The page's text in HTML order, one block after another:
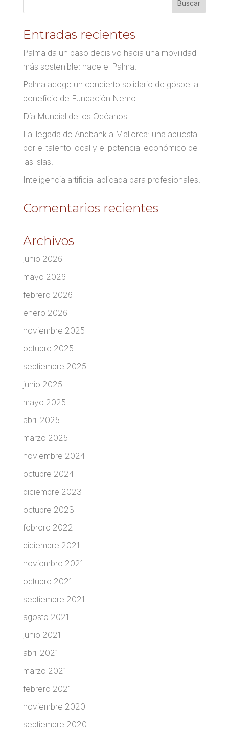
Entradas recientes
Palma da un paso decisivo hacia una movilidad
más sostenible: nace el Palma.
Palma acoge un concierto solidario de góspel a
beneficio de Fundación Nemo
Día Mundial de los Océanos
La llegada de Andbank a Mallorca: una apuesta
por el talento local y el potencial económico de
las islas.
Inteligencia artificial aplicada para profesionales.
Comentarios recientes
Archivos
junio 2026
mayo 2026
febrero 2026
enero 2026
noviembre 2025
octubre 2025
septiembre 2025
junio 2025
mayo 2025
abril 2025
marzo 2025
noviembre 2024
octubre 2024
diciembre 2023
octubre 2023
febrero 2022
diciembre 2021
noviembre 2021
octubre 2021
septiembre 2021
agosto 2021
junio 2021
abril 2021
marzo 2021
febrero 2021
noviembre 2020
septiembre 2020